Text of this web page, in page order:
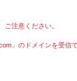
ご注意ください。
」のドメインを受信